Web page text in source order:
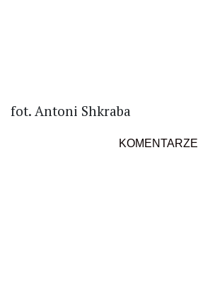
fot. Antoni Shkraba
KOMENTARZE